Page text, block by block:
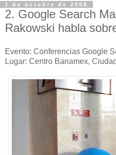
1 de octubre de 2008
2. Google Search
Rakowski habla
Evento: Conferencias Google
Lugar: Centro Banamex,